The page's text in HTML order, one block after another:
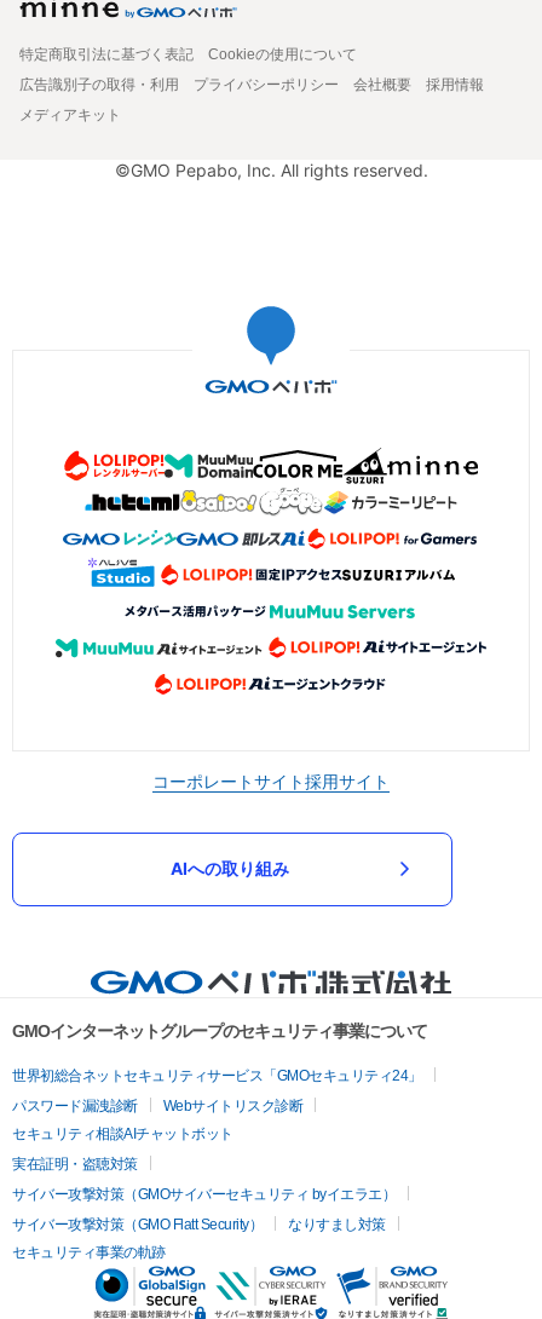
特定商取引法に基づく表記
Cookieの使用について
広告識別子の取得・利用
プライバシーポリシー 会社概要
採用情報
メディアキット
©GMO Pepabo, Inc. All rights reserved.
コーポレートサイト採用サイト
AIへの取り組み
GMOインターネットグループのセキュリティ事業について
世界初総合ネットセキュリティサービス「GMOセキュリティ24」
パスワード漏洩診断
Webサイトリスク診断
セキュリティ相談AIチャットボット
実在証明・盗聴対策
サイバー攻撃対策（GMOサイバーセキュリティ byイエラエ）
サイバー攻撃対策（GMO Flatt Security）
なりすまし対策
セキュリティ事業の軌跡